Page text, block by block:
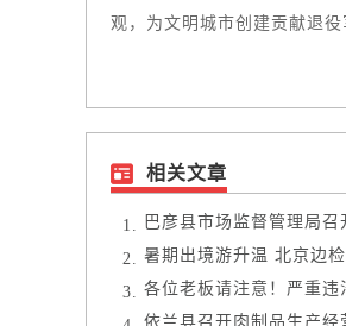
观，为文明城市创建贡献退役
相关文章
巴彦县市场监督管理局
暑期出境游升温 北京边
各位老板请注意！严重
依兰县召开肉制品生产